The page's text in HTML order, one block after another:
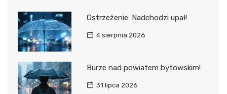
Ostrzeżenie: Nadchodzi upał!
4 sierpnia 2026
Burze nad powiatem bytowskim!
31 lipca 2026